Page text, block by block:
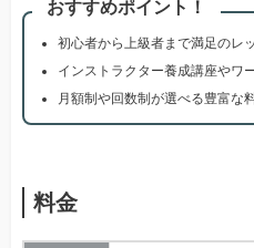
おすすめポイント！
初心者から上級者まで満足のレ
インストラクター養成講座やワ
月額制や回数制が選べる豊富な
料金